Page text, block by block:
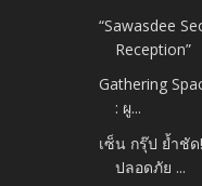
“Sawasdee
Reception”
Gathering
: ผู...
เซ็น กรุ๊ป ย้ำชั
ปลอดภัย ...